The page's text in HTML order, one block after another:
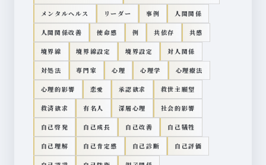
メンタルヘルス リーダー 事例 人間関係
人間関係改善 使命感 例 共依存 共感
境界線 境界線設定 境界設定 対人関係
対処法 専門家 心理 心理学 心理療法
心理的影響 恋愛 承認欲求 救世主願望
救済欲求 有名人 深層心理 社会的影響
自己啓発 自己成長 自己改善 自己犠牲
自己理解 自己肯定感 自己診断 自己評価